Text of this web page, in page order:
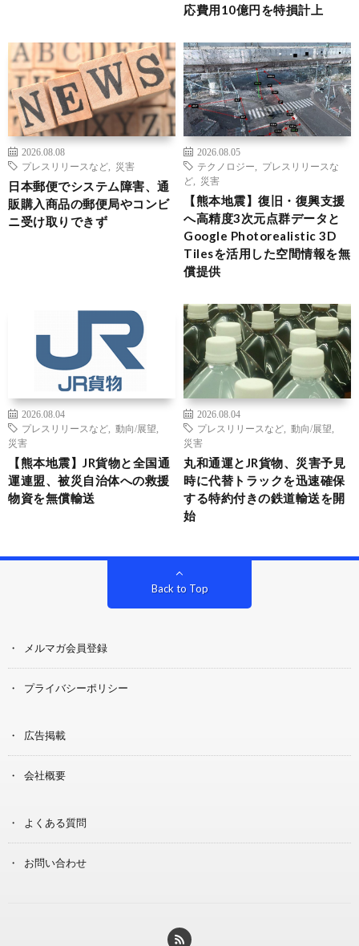
応費用10億円を特損計上
2026.08.08
プレスリリースなど
災害
日本郵便でシステム障害、通
販購入商品の郵便局やコンビ
ニ受け取りできず
2026.08.05
テクノロジー
プレスリリースな
ど
災害
【熊本地震】復旧・復興支援
へ高精度3次元点群データと
Google Photorealistic 3D
Tilesを活用した空間情報を無
償提供
2026.08.04
プレスリリースなど
動向/展望
災害
【熊本地震】JR貨物と全国通
運連盟、被災自治体への救援
物資を無償輸送
2026.08.04
プレスリリースなど
動向/展望
災害
丸和通運とJR貨物、災害予見
時に代替トラックを迅速確保
する特約付きの鉄道輸送を開
始
Back to Top
メルマガ会員登録
プライバシーポリシー
広告掲載
会社概要
よくある質問
お問い合わせ